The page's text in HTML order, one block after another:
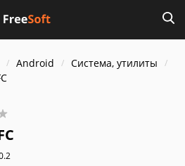
Android
Система, утилиты